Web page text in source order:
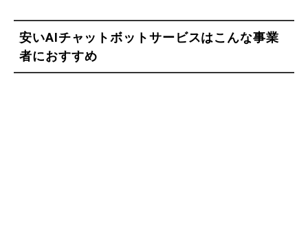
安いAIチャットボットサービスはこんな事業
者におすすめ